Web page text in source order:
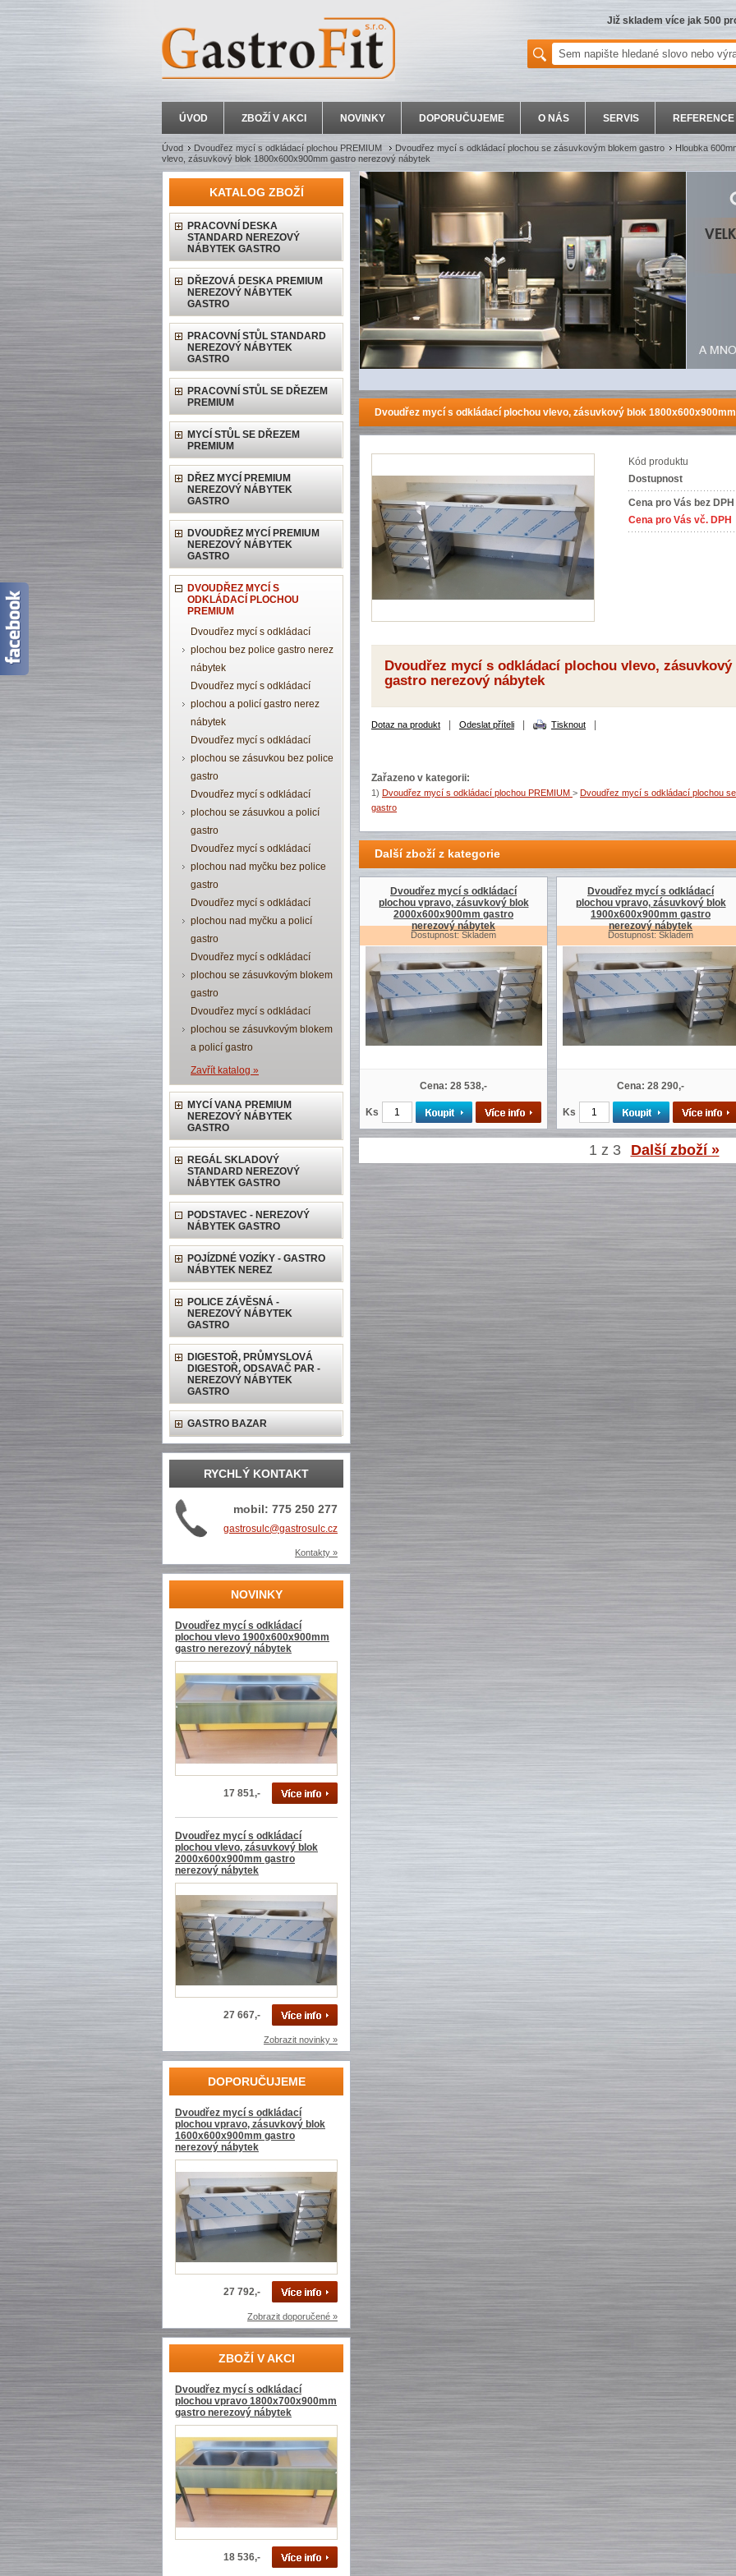
Již skladem více jak 500
ÚVOD ZBOŽÍ V AKCI NOVINKY DOPORUČUJEME O NÁS SERVIS REFERENCE
Úvod Dvoudřez mycí s odkládací plochou PREMIUM Dvoudřez mycí s odkládací plochou se zásuvkovým blokem gastro
Hloubka
vlevo, zásuvkový blok 1800x600x900mm gastro nerezový nábytek
KATALOG ZBOŽÍ
PRACOVNÍ DESKA
STANDARD NEREZOVÝ
NÁBYTEK GASTRO
DŘEZOVÁ DESKA PREMIUM
NEREZOVÝ NÁBYTEK
GASTRO
PRACOVNÍ STŮL STANDARD
NEREZOVÝ NÁBYTEK
GASTRO
PRACOVNÍ STŮL SE DŘEZEM
PREMIUM
MYCÍ STŮL SE DŘEZEM
PREMIUM
DŘEZ MYCÍ PREMIUM
NEREZOVÝ NÁBYTEK
GASTRO
DVOUDŘEZ MYCÍ PREMIUM
NEREZOVÝ NÁBYTEK
GASTRO
DVOUDŘEZ MYCÍ S
ODKLÁDACÍ PLOCHOU
PREMIUM
Dvoudřez mycí s odkládací
plochou bez police gastro nerez
nábytek
Dvoudřez mycí s odkládací
plochou a policí gastro nerez
nábytek
Dvoudřez mycí s odkládací
plochou se zásuvkou bez police
gastro
Dvoudřez mycí s odkládací
plochou se zásuvkou a policí
gastro
Dvoudřez mycí s odkládací
plochou nad myčku bez police
gastro
Dvoudřez mycí s odkládací
plochou nad myčku a policí
gastro
Dvoudřez mycí s odkládací
plochou se zásuvkovým blokem
gastro
Dvoudřez mycí s odkládací
plochou se zásuvkovým blokem
a policí gastro
Zavřít katalog »
MYCÍ VANA PREMIUM
NEREZOVÝ NÁBYTEK
GASTRO
REGÁL SKLADOVÝ
STANDARD NEREZOVÝ
NÁBYTEK GASTRO
PODSTAVEC - NEREZOVÝ
NÁBYTEK GASTRO
POJÍZDNÉ VOZÍKY - GASTRO
NÁBYTEK NEREZ
POLICE ZÁVĚSNÁ -
NEREZOVÝ NÁBYTEK
GASTRO
DIGESTOŘ, PRŮMYSLOVÁ
DIGESTOŘ, ODSAVAČ PAR -
NEREZOVÝ NÁBYTEK
GASTRO
GASTRO BAZAR
RYCHLÝ KONTAKT
mobil: 775 250 277
gastrosulc@gastrosulc.cz
Kontakty »
NOVINKY
Dvoudřez mycí s odkládací
plochou vlevo 1900x600x900mm
gastro nerezový nábytek
17 851,-
Dvoudřez mycí s odkládací
plochou vlevo, zásuvkový blok
2000x600x900mm gastro
nerezový nábytek
27 667,-
Zobrazit novinky »
DOPORUČUJEME
Dvoudřez mycí s odkládací
plochou vpravo, zásuvkový blok
1600x600x900mm gastro
nerezový nábytek
27 792,-
Zobrazit doporučené »
ZBOŽÍ V AKCI
Dvoudřez mycí s odkládací
plochou vpravo 1800x700x900mm
gastro nerezový nábytek
18 536,-
Dvoudřez mycí s odkládací plochou vlevo, zásuvkový blok
Kód produktu
Dostupnost
Cena pro Vás bez DPH
Cena pro Vás vč. DPH
Dvoudřez mycí s odkládací plochou vlevo, zásuvkový
gastro nerezový nábytek
Dotaz na produkt Odeslat příteli Tisknout
Zařazeno v kategorii:
1) Dvoudřez mycí s odkládací plochou PREMIUM > Dvoudřez mycí s odkládací plochou
gastro
Další zboží z kategorie
Dvoudřez mycí s odkládací
plochou vpravo, zásuvkový blok
2000x600x900mm gastro
nerezový nábytek
Dostupnost: Skladem
Cena: 28 538,-
Ks
Dvoudřez mycí s odkládací
plochou vpravo, zásuvkový blok
1900x600x900mm gastro
nerezový nábytek
Dostupnost: Skladem
Cena: 28 290,-
Ks
1 z 3 Další zboží »